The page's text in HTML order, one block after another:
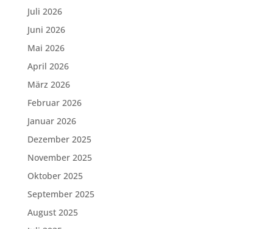
Juli 2026
Juni 2026
Mai 2026
April 2026
März 2026
Februar 2026
Januar 2026
Dezember 2025
November 2025
Oktober 2025
September 2025
August 2025